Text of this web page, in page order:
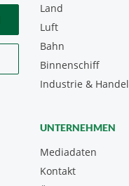
Land
Luft
Bahn
Binnenschiff
Industrie & Handel
UNTERNEHMEN
Mediadaten
Kontakt